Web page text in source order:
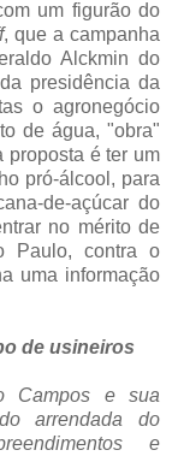
um figurão do
, que a campanha
Alckmin do
presidência da
o agronegócio
de água, "obra"
proposta é ter um
pró-álcool, para
de-açúcar do
no mérito de
Paulo, contra o
uma informação
de usineiros
Campos e sua
arrendada do
e